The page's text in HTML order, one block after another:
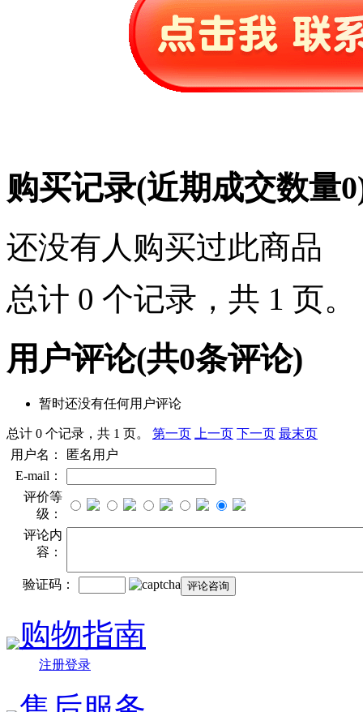
购买记录(近期成交数量0
还没有人购买过此商品
总计 0 个记录，共 1 页。
用户评论(共0条评论)
暂时还没有任何用户评论
总计 0 个记录，共 1 页。 第一页 上一页 下一页 最末页
用户名：
匿名用户
E-mail：
评价等
级：
评论内
容：
验证码：
购物指南
注册登录